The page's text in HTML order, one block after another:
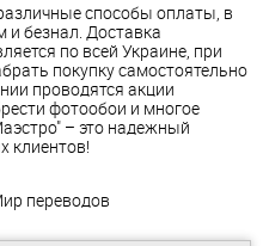
способы оплаты, в
безнал. Доставка
по всей Украине, при
покупку самостоятельно
проводятся акции
фотообои и многое
– это надежный
клиентов!
переводов